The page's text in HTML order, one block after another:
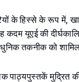
के हिस्से के रूप में,
कदम यूएई की
तकनीक को
पाठ्यपुस्तकें मुद्रित